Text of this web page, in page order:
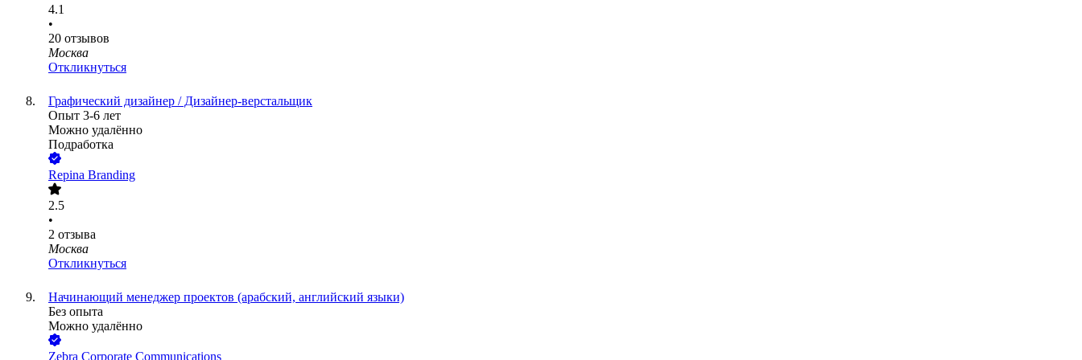
4.1
•
20 отзывов
Москва
Откликнуться
Графический дизайнер / Дизайнер-верстальщик
Опыт 3-6 лет
Можно удалённо
Подработка
Repina Branding
2.5
•
2 отзыва
Москва
Откликнуться
Начинающий менеджер проектов (арабский, английский языки)
Без опыта
Можно удалённо
Zebra Corporate Communications